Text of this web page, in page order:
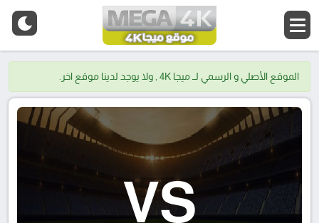
الموقع الأصلي و الرسمي لــ ميجا 4K , ولا يوجد لدينا موقع اخر.
VS